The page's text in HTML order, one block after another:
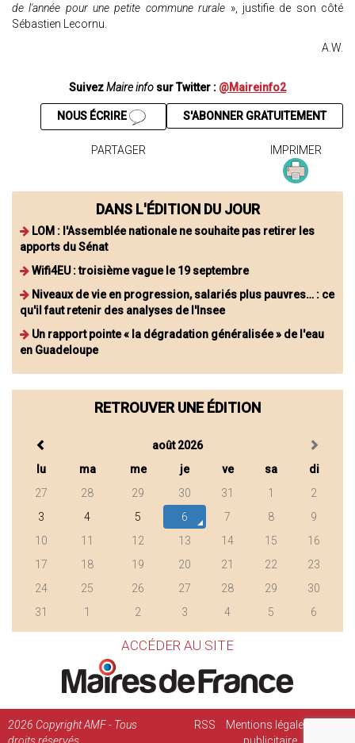
de l'année pour une petite commune rurale », justifie de son côté
Sébastien Lecornu.
A.W.
SuivezMaire info sur Twitter : @Maireinfo2
S'ABONNER GRATUITEMENT
NOUS ÉCRIRE
PARTAGER IMPRIMER
DANS L'ÉDITION DU JOUR
LOM : l'Assemblée nationale ne souhaite pas retirer les
apports du Sénat
Wifi4EU : troisième vague le 19 septembre
Niveaux de vie en progression, salariés plus pauvres… : ce
qu'il faut retenir des analyses de l'Insee
Un rapport pointe « la dégradation généralisée » de l'eau
en Guadeloupe
RETROUVER UNE ÉDITION
août 2026
lu
ma me je ve sa
di
27
28 29 30 31 1
2
3
4 5 6 7 8
9
10
11 12 13 14 15
16
17
18 19 20 21 22
23
24
25 26 27 28 29
30
31
1 2 3 4 5 6
ACCÉDER AU SITE
2026 Copyright AMF - Tous
RSS Mentions légales